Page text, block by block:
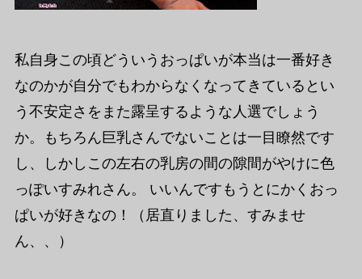
私自身この頃どういうおっぱいが本当は一番好き
なのかが自分でもわからなくなってきているとい
う不安定さをまた露呈するような人選でしょう
か。もちろん巨乳さんでないことは一目瞭然です
し、しかしこの左右の乳房の間の隙間がやけに色
っぽいすみれさん。 いいんですもうとにかくおっ
ぱいが好きなの！（居直りました、すみませ
ん、、）